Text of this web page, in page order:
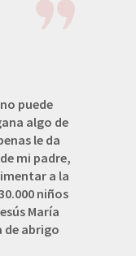
puede
algo de
le da
mi padre,
a la
niños
María
de abrigo